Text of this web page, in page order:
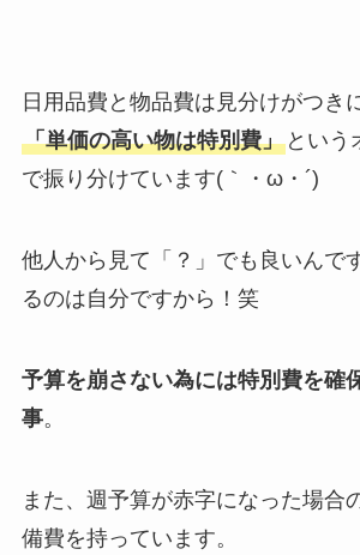
日用品費と物品費は見分けがつき
「単価の高い物は特別費」という
で振り分けています(｀・ω・´)
他人から見て「？」でも良いんで
るのは自分ですから！笑
予算を崩さない為には特別費を確
事。
また、週予算が赤字になった場合
備費を持っています。